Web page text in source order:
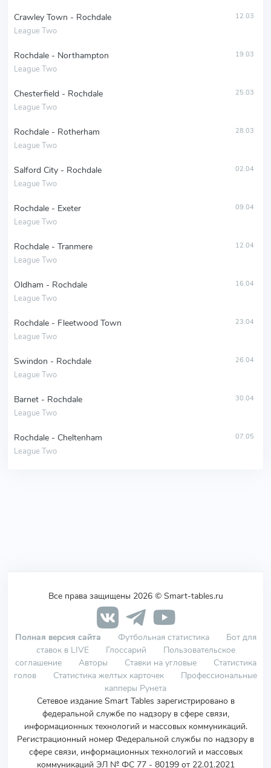
Crawley Town - Rochdale
League Two
12.03
Rochdale - Northampton
League Two
19.03
Chesterfield - Rochdale
League Two
25.03
Rochdale - Rotherham
League Two
28.03
Salford City - Rochdale
League Two
02.04
Rochdale - Exeter
League Two
09.04
Rochdale - Tranmere
League Two
12.04
Oldham - Rochdale
League Two
16.04
Rochdale - Fleetwood Town
League Two
23.04
Swindon - Rochdale
League Two
26.04
Barnet - Rochdale
League Two
30.04
Rochdale - Cheltenham
League Two
07.05
Все права защищены 2026 © Smart-tables.ru
Полная версия сайта Футбольная статистика
Бот для
ставок в LIVE
Глоссарий
Пользовательское
соглашение
Авторы Ставки на угловые
Статистика
голов
Статистика желтых карточек
Профессиональные
капперы Рунета
Сетевое издание Smart Tables зарегистрировано в
федеральной службе по надзору в сфере связи,
информационных технологий и массовых коммуникаций.
Регистрационный номер Федеральной службы по надзору в
сфере связи, информационных технологий и массовых
коммуникаций ЭЛ № ФС 77 - 80199 от 22.01.2021